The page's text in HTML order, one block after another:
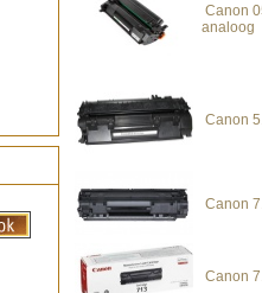
Canon
analoog
Canon
Canon
Canon